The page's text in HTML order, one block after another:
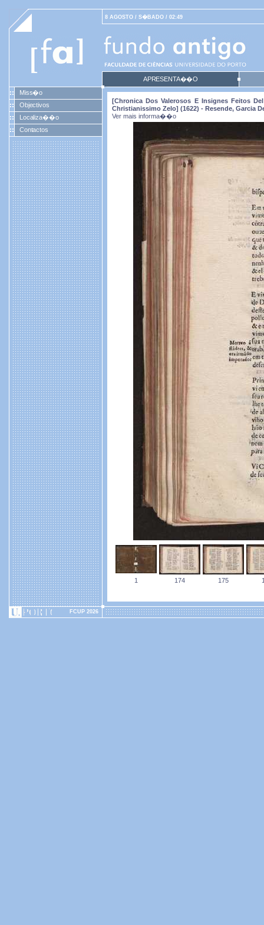
8 AGOSTO / S�BADO / 02:49
APRESENTA��O
Miss�o
Objectivos
Localiza��o
Contactos
[Chronica Dos Valerosos E Insignes Feitos
Christianissimo Zelo] (1622) - Resende, Garcia
Ver mais informa��o
1 174 175
FCUP 2026